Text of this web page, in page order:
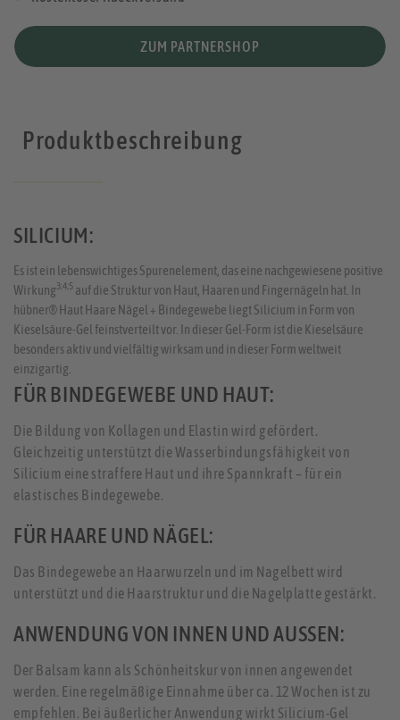
ZUM PARTNERSHOP
Produktbeschreibung
SILICIUM:
Es ist ein lebenswichtiges Spurenelement, das eine nachgewiesene positive
Wirkung3;4;5 auf die Struktur von Haut, Haaren und Fingernägeln hat. In
hübner® Haut Haare Nägel + Bindegewebe liegt Silicium in Form von
Kieselsäure-Gel feinstverteilt vor. In dieser Gel-Form ist die Kieselsäure
besonders aktiv und vielfältig wirksam und in dieser Form weltweit
einzigartig.
FÜR BINDEGEWEBE UND HAUT:
Die Bildung von Kollagen und Elastin wird gefördert.
Gleichzeitig unterstützt die Wasserbindungsfähigkeit von
Silicium eine straffere Haut und ihre Spannkraft – für ein
elastisches Bindegewebe.
FÜR HAARE UND NÄGEL:
Das Bindegewebe an Haarwurzeln und im Nagelbett wird
unterstützt und die Haarstruktur und die Nagelplatte gestärkt.
ANWENDUNG VON INNEN UND AUSSEN:
Der Balsam kann als Schönheitskur von innen angewendet
werden. Eine regelmäßige Einnahme über ca. 12 Wochen ist zu
empfehlen. Bei äußerlicher Anwendung wirkt Silicium-Gel